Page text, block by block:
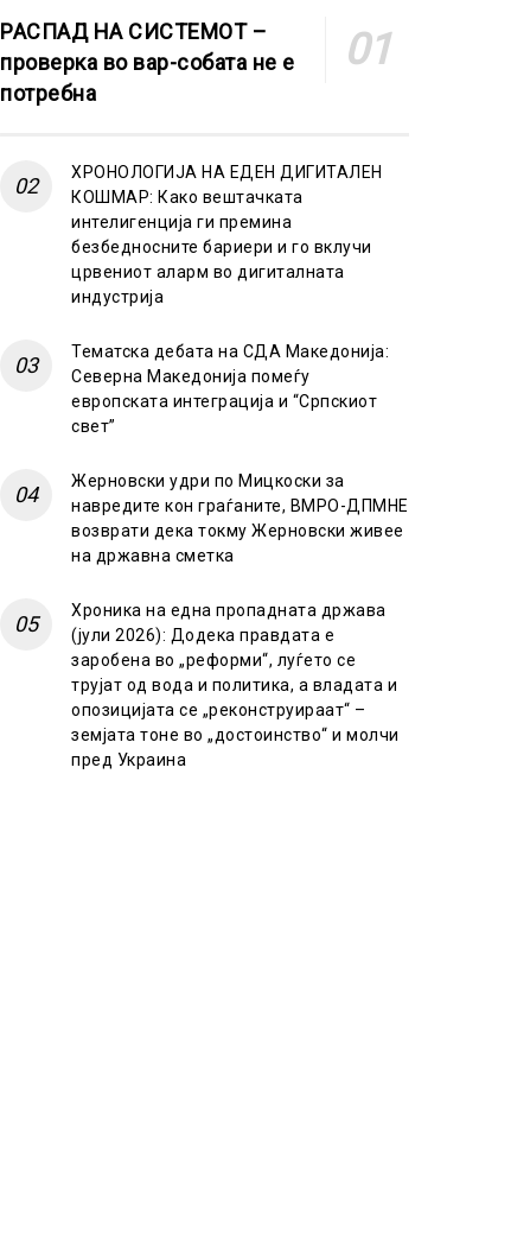
РАСПАД НА СИСТЕМОТ –
проверка во вар-собата не е
потребна
ХРОНОЛОГИЈА НА ЕДЕН ДИГИТАЛЕН
КОШМАР: Како вештачката
интелигенција ги премина
безбедносните бариери и го вклучи
црвениот аларм во дигиталната
индустрија
Тематска дебата на СДА Македонија:
Северна Македонија помеѓу
европската интеграција и “Српскиот
свет”
Жерновски удри по Мицкоски за
навредите кон граѓаните, ВМРО-ДПМНЕ
возврати дека токму Жерновски живее
на државна сметка
Хроника на една пропадната држава
(јули 2026): Додека правдата е
заробена во „реформи“, луѓето се
трујат од вода и политика, а владата и
опозицијата се „реконструираат“ –
земјата тоне во „достоинство“ и молчи
пред Украина